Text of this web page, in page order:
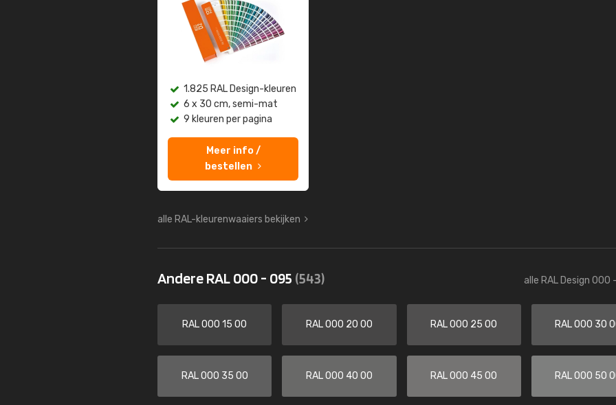
1.825 RAL Design-kleuren
6 x 30 cm, semi-mat
9 kleuren per pagina
Meer info /
bestellen
alle RAL-kleurenwaaiers bekijken
Andere RAL 000 - 095 (543) alle RAL Design 000
RAL 000 15 00 RAL 000 20 00 RAL 000 25 00 RAL 000 30
RAL 000 35 00 RAL 000 40 00 RAL 000 45 00 RAL 000 50